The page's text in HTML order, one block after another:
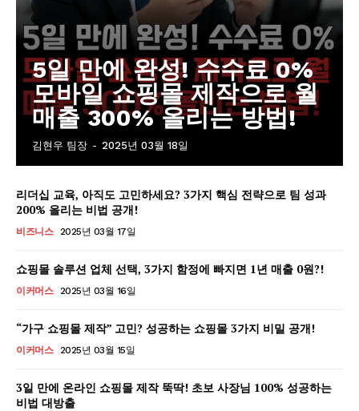
5일 만에 완성! 수수료 0%
모바일 쇼핑몰 제작으로 월
매출 300% 올리는 방법!
김현우 팀장 - 2025년 03월 18일
리더십 교육, 아직도 고민하세요? 3가지 핵심 전략으로 팀 성과
200% 올리는 비법 공개!
비즈니스 2025년 03월 17일
쇼핑몰 솔루션 업체 선택, 3가지 함정에 빠지면 1년 매출 0원?!
이커머스 2025년 03월 16일
“가구 쇼핑몰 제작” 고민? 성공하는 쇼핑몰 3가지 비밀 공개!
이커머스 2025년 03월 15일
3일 만에 온라인 쇼핑몰 제작 뚝딱! 초보 사장님 100% 성공하는
비법 대방출